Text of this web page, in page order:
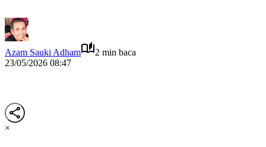
Azam Sauki Adham
2 min baca
23/05/2026 08:47
×